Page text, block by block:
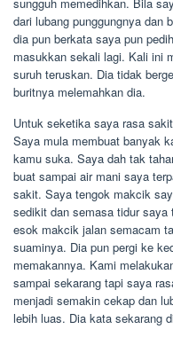
dari lubang punggungnya dan
dia pun berkata saya pun
masukkan sekali lagi. Kali ini
suruh teruskan. Dia tidak
buritnya melemahkan dia.
Untuk seketika saya rasa
Saya mula membuat banyak
kamu suka. Saya dah tak
buat sampai air mani saya
sakit. Saya tengok makcik
sedikit dan semasa tidur
esok makcik jalan semacam
suaminya. Dia pun pergi ke
memakannya. Kami
sampai sekarang tapi saya
menjadi semakin cekap dan
lebih luas. Dia kata sekarang